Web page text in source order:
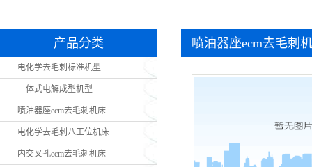
毛
一
产品分类
电化学去毛刺标准机型
一体式电解成型机型
喷油器座ecm去毛刺机床
电化学去毛刺八工位机床
内交叉孔ecm去毛刺机床
喷油器座ecm去毛刺